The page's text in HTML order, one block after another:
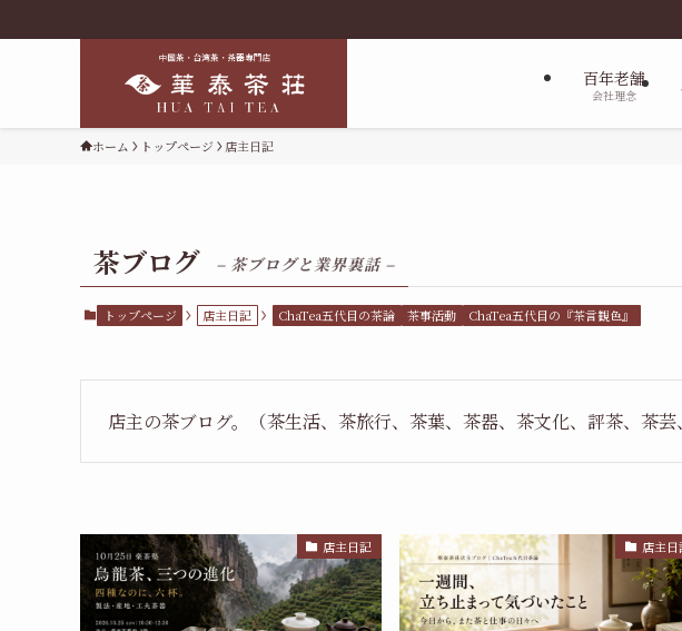
百年老舗
会社理念
ホーム トップページ 店主日記
茶ブログ – 茶ブログと業界裏話 –
トップページ 店主日記 ChaTea五代目の茶論 茶事活動 ChaTea五代目の『茶言観色』
店主の茶ブログ。（茶生活、茶旅行、茶葉、茶器、茶文化、評茶、茶芸
店主日記 店主日